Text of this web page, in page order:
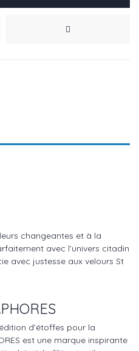
changeantes et à la
avec l’univers citadin
avec justesse aux velours St
d’étoffes pour la
est une marque inspirante